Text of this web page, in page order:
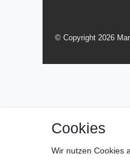
© Copyright 2026
Cookies
Wir nutzen Cookies